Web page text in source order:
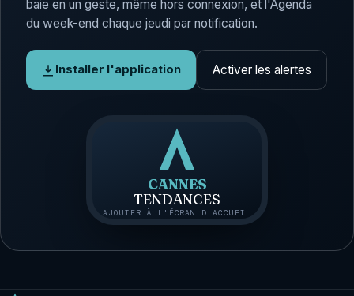
baie en un geste, même hors connexion, et l'Agenda
du week-end chaque jeudi par notification.
Installer l'application Activer les alertes
CANNES
TENDANCES
AJOUTER À L'ÉCRAN D'ACCUEIL